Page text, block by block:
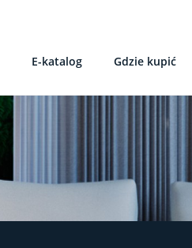
E-katalog Gdzie kupić